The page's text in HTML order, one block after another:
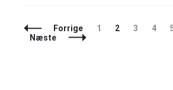
Indlægsnavigation
Forrige Side
1 Side
2 Side
3 Side
4
Næste